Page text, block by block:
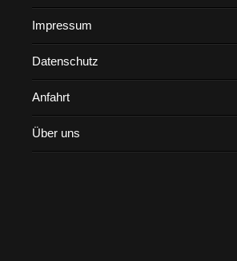
Impressum
Datenschutz
Anfahrt
Über uns